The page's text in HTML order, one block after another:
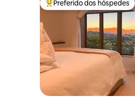
Entre os melhores
Preferido dos hóspedes